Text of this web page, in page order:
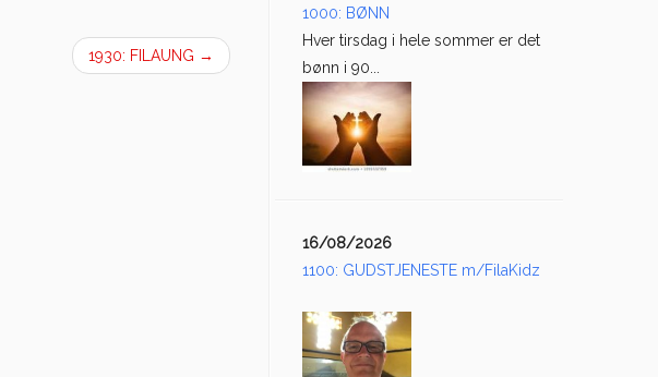
1930: FILAUNG →
1000: BØNN
Hver tirsdag i hele sommer er det
bønn i 90...
16/08/2026
1100: GUDSTJENESTE m/FilaKidz